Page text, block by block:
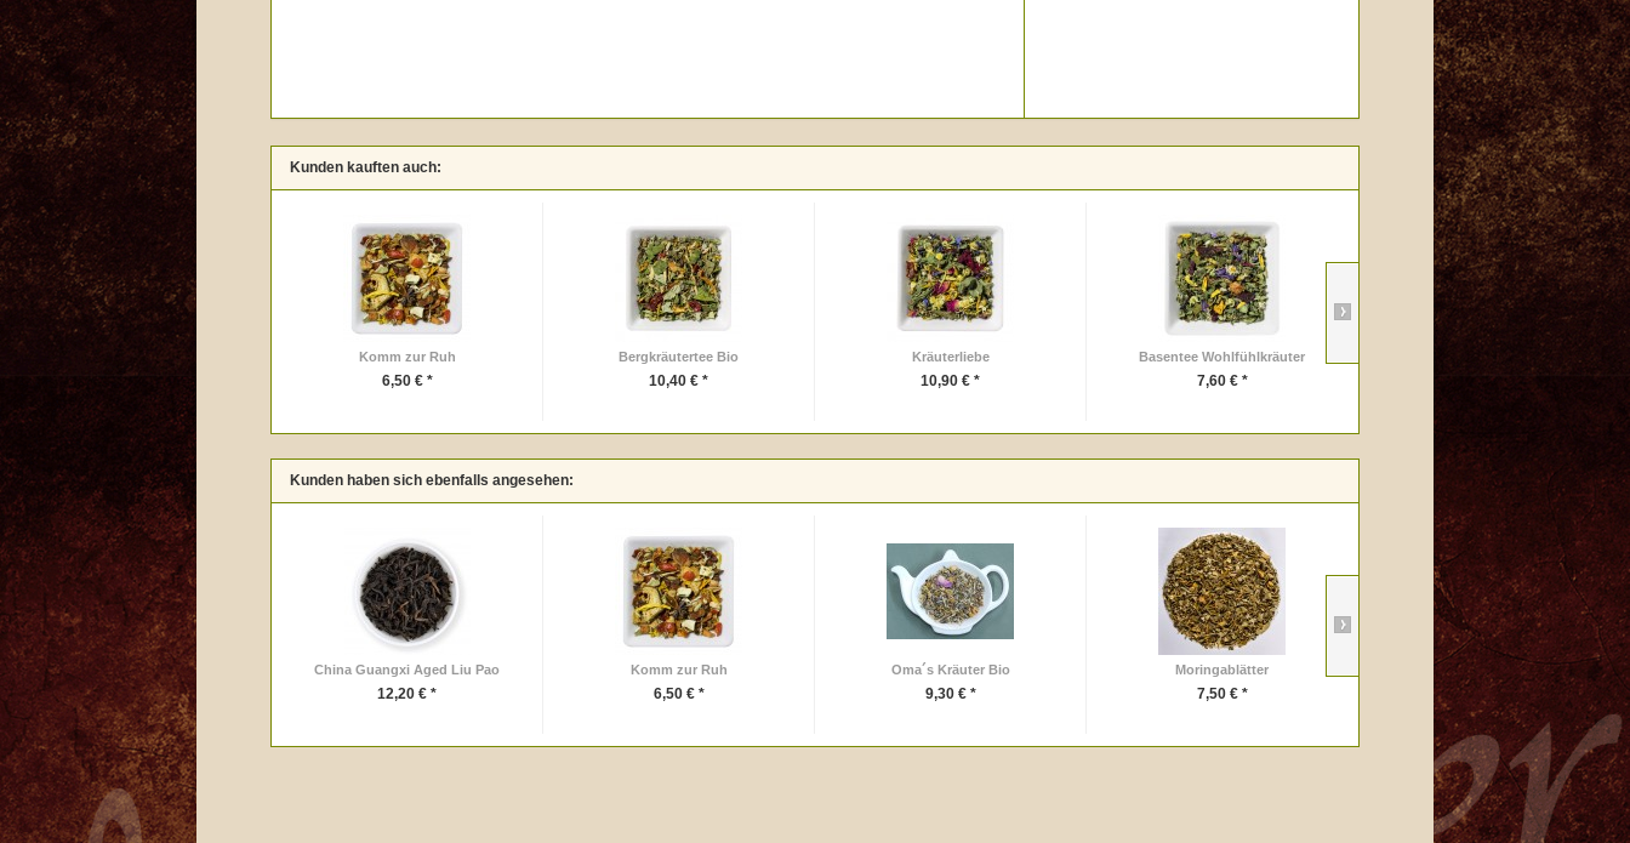
Kunden kauften auch:
Komm zur Ruh
6,50 € *
Bergkräutertee Bio
10,40 € *
Kräuterliebe
10,90 € *
Basentee Wohlfühlkräuter
7,60 € *
Alpina
8,30 € *
Kunden haben sich ebenfalls angesehen:
China Guangxi Aged Liu Pao
12,20 € *
Komm zur Ruh
6,50 € *
Oma´s Kräuter Bio
9,30 € *
Moringablätter
7,50 € *
Zum Wohlfühlen Bio
8,65 € *